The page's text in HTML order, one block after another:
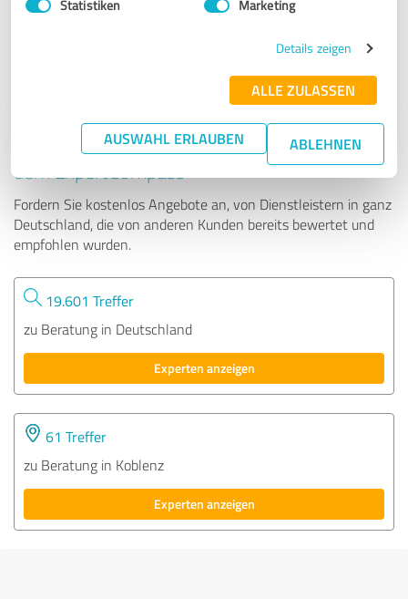
Statistiken Marketing
Details zeigen
ALLE ZULASSEN
AUSWAHL ERLAUBEN ABLEHNEN
Tipp: Die passenden Experten finden - mit
dem ExpertCompass
Fordern Sie kostenlos Angebote an, von Dienstleistern in ganz
Deutschland, die von anderen Kunden bereits bewertet und
empfohlen wurden.
19.601 Treffer
zu Beratung in Deutschland
Experten anzeigen
61 Treffer
zu Beratung in Koblenz
Experten anzeigen